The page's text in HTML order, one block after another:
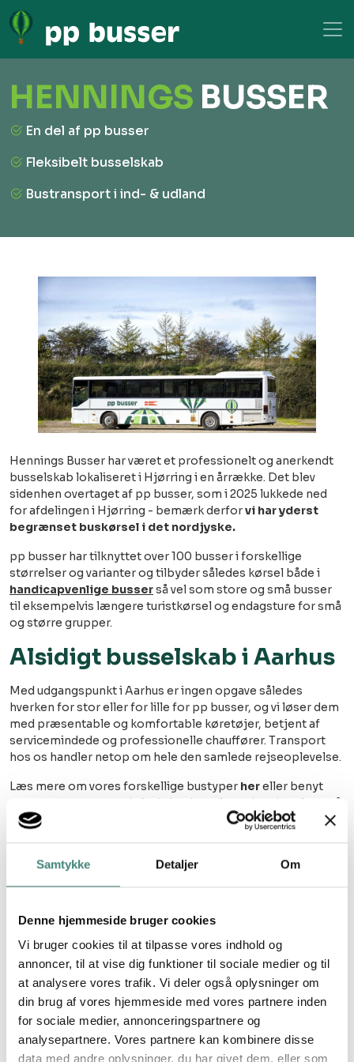
Samtykke Detaljer Om
Denne hjemmeside bruger cookies
Vi bruger cookies til at tilpasse vores indhold og
annoncer, til at vise dig funktioner til sociale medier og til
at analysere vores trafik. Vi deler også oplysninger om
din brug af vores hjemmeside med vores partnere inden
for sociale medier, annonceringspartnere og
analysepartnere. Vores partnere kan kombinere disse
data med andre oplysninger, du har givet dem, eller som
HENNINGS BUSSER
En del af pp busser
Fleksibelt busselskab
Bustransport i ind- & udland
Hennings Busser har været et professionelt og anerkendt
busselskab lokaliseret i Hjørring i en årrække. Det blev
sidenhen overtaget af pp busser, som i 2025 lukkede ned
for afdelingen i Hjørring - bemærk derforvi har yderst
begrænset buskørsel i det nordjyske.
pp busser har tilknyttet over 100 busser i forskellige
størrelser og varianter og tilbyder således kørsel både i
handicapvenlige busserså vel som store og små busser
til eksempelvis længere turistkørsel og endagsture for små
og større grupper.
Alsidigt busselskab i Aarhus
Med udgangspunkt i Aarhus er ingen opgave således
hverken for stor eller for lille for pp busser, og vi løser dem
med præsentable og komfortable køretøjer, betjent af
servicemindede og professionelle chauffører. Transport
hos os handler netop om hele den samlede rejseoplevelse.
Læs mere om vores forskellige bustyper hereller benyt
, hvis du har brug for at kende prisen på
en bestemt buskørsel.